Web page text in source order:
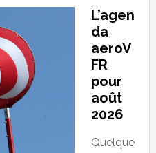
L’agen
da
aeroV
FR
pour
août
2026
Quelque